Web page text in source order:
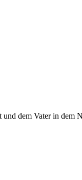
dem Vater in dem